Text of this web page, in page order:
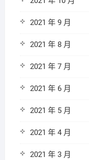
2021 年 9 月
2021 年 8 月
2021 年 7 月
2021 年 6 月
2021 年 5 月
2021 年 4 月
2021 年 3 月